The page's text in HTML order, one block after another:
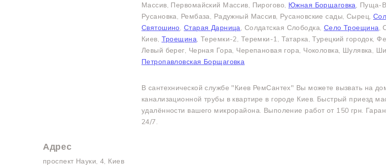
Массив, Первомайский Массив, Пирогово, Южная Борщаговка, Пуща-
Русановка, Рембаза, Радужный Массив, Русановские сады, Сырец,
Святошино, Старая Дарница, Солдатская Слободка, Село Троещина,
Киев, Троещина, Теремки-2, Теремки-1, Татарка, Турецкий городок,
Левый берег, Черная Гора, Черепановая гора, Чоколовка, Шулявка,
Петропавловская Борщаговка
В сантехнической службе "Киев РемСантех" Вы можете вызвать на
канализационной трубы в квартире в городе Киев. Быстрый приезд
удалённости вашего микрорайона. Выполение работ от 150 грн.
24/7.
Адрес
проспект Науки, 4, Киев